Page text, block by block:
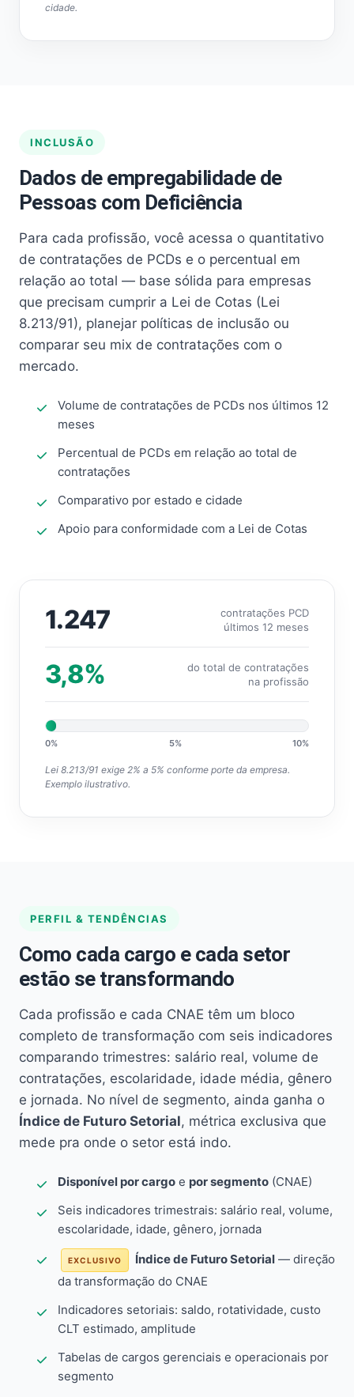
cidade.
INCLUSÃO
Dados de empregabilidade de
Pessoas com Deficiência
Para cada profissão, você acessa o quantitativo
de contratações de PCDs e o percentual em
relação ao total — base sólida para empresas
que precisam cumprir a Lei de Cotas (Lei
8.213/91), planejar políticas de inclusão ou
comparar seu mix de contratações com o
mercado.
Volume de contratações de PCDs nos últimos 12
meses
Percentual de PCDs em relação ao total de
contratações
Comparativo por estado e cidade
Apoio para conformidade com a Lei de Cotas
1.247
contratações PCD
últimos 12 meses
3,8%
do total de contratações
na profissão
0% 5% 10%
Lei 8.213/91 exige 2% a 5% conforme porte da empresa.
Exemplo ilustrativo.
PERFIL & TENDÊNCIAS
Como cada cargo e cada setor
estão se transformando
Cada profissão e cada CNAE têm um bloco
completo de transformação com seis indicadores
comparando trimestres: salário real, volume de
contratações, escolaridade, idade média, gênero
e jornada. No nível de segmento, ainda ganha o
Índice de Futuro Setorial, métrica exclusiva que
mede pra onde o setor está indo.
Disponível por cargo e por segmento (CNAE)
Seis indicadores trimestrais: salário real, volume,
escolaridade, idade, gênero, jornada
EXCLUSIVO Índice de Futuro Setorial — direção
da transformação do CNAE
Indicadores setoriais: saldo, rotatividade, custo
CLT estimado, amplitude
Tabelas de cargos gerenciais e operacionais por
segmento